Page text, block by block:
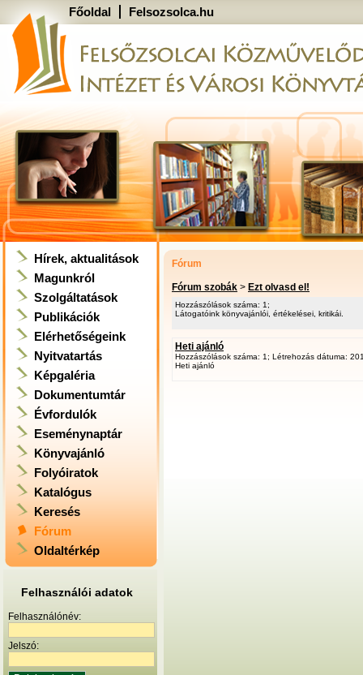
Főoldal Felsozsolca.hu
Hírek, aktualitások
Magunkról
Szolgáltatások
Publikációk
Elérhetőségeink
Nyitvatartás
Képgaléria
Dokumentumtár
Évfordulók
Eseménynaptár
Könyvajánló
Folyóiratok
Katalógus
Keresés
Fórum
Oldaltérkép
Felhasználói adatok
Felhasználónév:
Jelszó:
Fórum
Fórum szobák > Ezt olvasd el!
Hozzászólások száma: 1;
Látogatóink könyvajánlói, értékelései, kritikái.
Heti ajánló
Hozzászólások száma: 1; Létrehozás dátuma:
Heti ajánló